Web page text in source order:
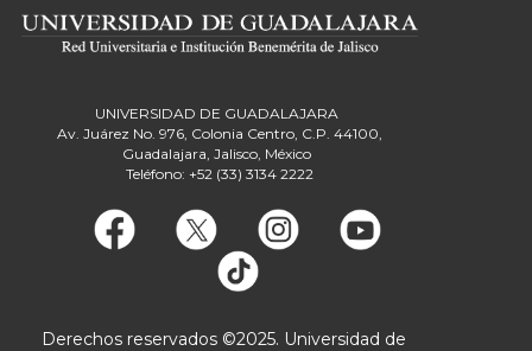
UNIVERSIDAD DE GUADALAJARA
Av. Juárez No. 976, Colonia Centro, C.P. 44100,
Guadalajara, Jalisco, México
Teléfono: +52 (33) 3134 2222
Derechos reservados ©2025. Universidad de